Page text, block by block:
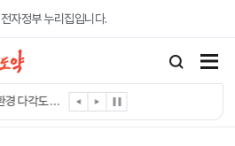
자정부 누리집입니다.
’ 개편 운영
완주군 청소년, 초록우산 지원으로 치과 치료
완주군, 읍·면별 의료 환경 다각도 진단한다
완주군, 모바일 헬스케어 “내 건강 변화 직접 확인”